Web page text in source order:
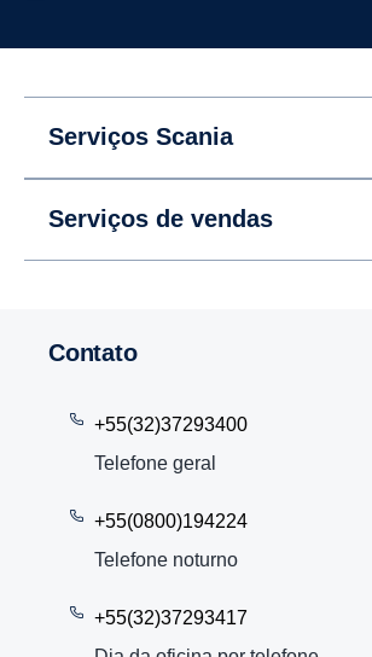
Serviços Scania
Serviços de vendas
Contato
+55(32)37293400
Telefone geral
+55(0800)194224
Telefone noturno
+55(32)37293417